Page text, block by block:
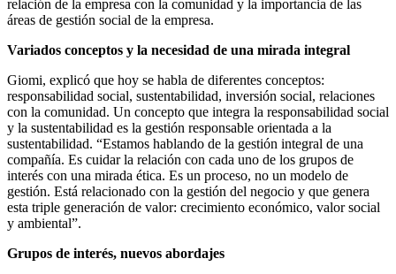
relación de la empresa con la comunidad y la importancia de las
áreas de gestión social de la empresa.
Variados conceptos y la necesidad de una mirada integral
Giomi, explicó que hoy se habla de diferentes conceptos:
responsabilidad social, sustentabilidad, inversión social, relaciones
con la comunidad. Un concepto que integra la responsabilidad social
y la sustentabilidad es la gestión responsable orientada a la
sustentabilidad. “Estamos hablando de la gestión integral de una
compañía. Es cuidar la relación con cada uno de los grupos de
interés con una mirada ética. Es un proceso, no un modelo de
gestión. Está relacionado con la gestión del negocio y que genera
esta triple generación de valor: crecimiento económico, valor social
y ambiental”.
Grupos de interés, nuevos abordajes